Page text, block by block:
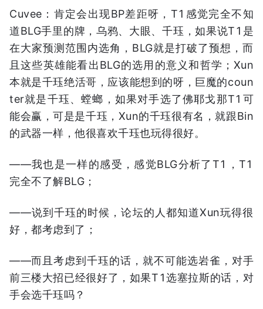
Cuvee：肯定会出现BP差距呀，T1感觉完全不知
道BLG手里的牌，乌鸦、大眼、千珏，如果说T1是
在大家预测范围内选角，BLG就是打破了预想，而
且这些英雄能看出BLG的选用的意义和哲学；Xun
本就是千珏绝活哥，应该能想到的呀，巨魔的coun
ter就是千珏、螳螂，如果对手选了佛耶戈那T1可
能会赢，可是是千珏，Xun的千珏很有名，就跟Bin
的武器一样，他很喜欢千珏也玩得很好。
——我也是一样的感受，感觉BLG分析了T1，T1
完全不了解BLG；
——说到千珏的时候，论坛的人都知道Xun玩得很
好，都考虑到了；
——而且考虑到千珏的话，就不可能选岩雀，对手
前三楼大招已经很好了，如果T1选塞拉斯的话，对
手会选千珏吗？